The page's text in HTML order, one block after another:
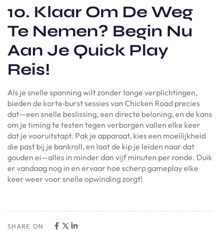
10. Klaar Om De Weg
Te Nemen? Begin Nu
Aan Je Quick Play
Reis!
Als je snelle spanning wilt zonder lange verplichtingen,
bieden de korte‑burst sessies van Chicken Road precies
dat—een snelle beslissing, een directe beloning, en de kans
om je timing te testen tegen verborgen vallen elke keer
dat je vooruitstapt. Pak je apparaat, kies een moeilijkheid
die past bij je bankroll, en laat de kip je leiden naar dat
gouden ei—alles in minder dan vijf minuten per ronde. Duik
er vandaag nog in en ervaar hoe scherp gameplay elke
keer weer voor snelle opwinding zorgt!
SHARE ON